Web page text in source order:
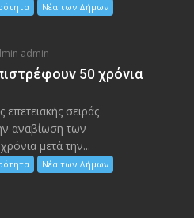
Νέα των Δήμων
admin
50 χρόνια
σειράς
αναβίωση των
μετά την...
Νέα των Δήμων